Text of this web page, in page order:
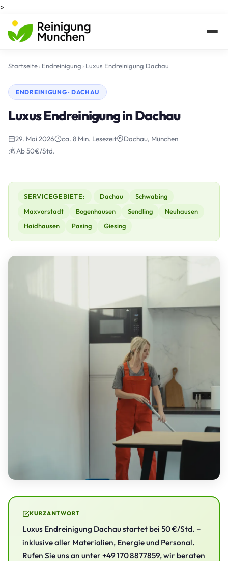
>
Startseite› Endreinigung › Luxus Endreinigung Dachau
ENDREINIGUNG · DACHAU
Luxus Endreinigung in Dachau
29. Mai 2026 ca. 8 Min. Lesezeit
Dachau, München
💰 Ab 50€/Std.
SERVICEGEBIETE: Dachau
Schwabing
Maxvorstadt
Bogenhausen Sendling
Neuhausen
Haidhausen
Pasing Giesing
KURZANTWORT
Luxus Endreinigung Dachau startet bei 50 €/Std. –
inklusive aller Materialien, Energie und Personal.
Rufen Sie uns an unter +49 170 8877859, wir beraten